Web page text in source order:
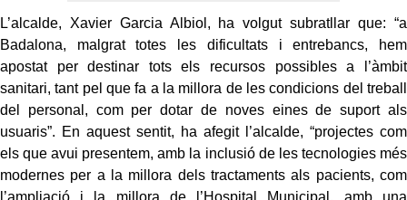
L’alcalde, Xavier Garcia Albiol, ha volgut subratllar que: “a
Badalona, malgrat totes les dificultats i entrebancs, hem
apostat per destinar tots els recursos possibles a l’àmbit
sanitari, tant pel que fa a la millora de les condicions del treball
del personal, com per dotar de noves eines de suport als
usuaris”. En aquest sentit, ha afegit l’alcalde, “projectes com
els que avui presentem, amb la inclusió de les tecnologies més
modernes per a la millora dels tractaments als pacients, com
l’ampliació i la millora de l’Hospital Municipal, amb una